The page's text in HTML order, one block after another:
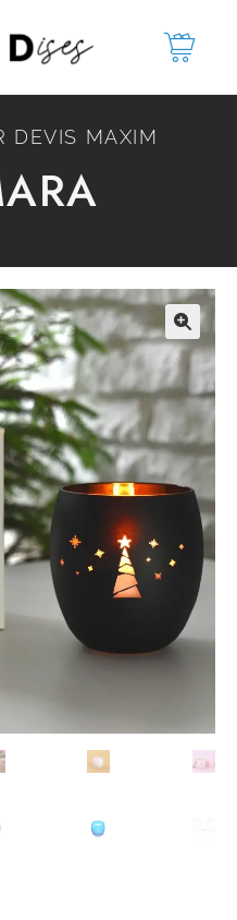
DEVIS MAXIM